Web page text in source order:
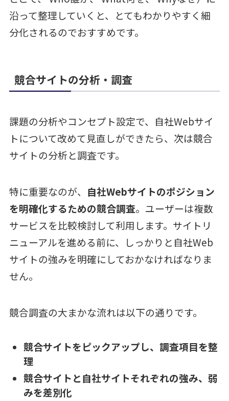
沿って整理していくと、とてもわかりやすく細
分化されるのでおすすめです。
競合サイトの分析・調査
課題の分析やコンセプト設定で、自社Webサイ
トについて改めて見直しができたら、次は競合
サイトの分析と調査です。
特に重要なのが、 自社Webサイトのポジション
を明確化するための競合調査。ユーザーは複数
サービスを比較検討して利用します。サイトリ
ニューアルを進める前に、しっかりと自社Web
サイトの強みを明確にしておかなければなりま
せん。
競合調査の大まかな流れは以下の通りです。
競合サイトをピックアップし、調査項目を整
理
競合サイトと自社サイトそれぞれの強み、弱
みを差別化